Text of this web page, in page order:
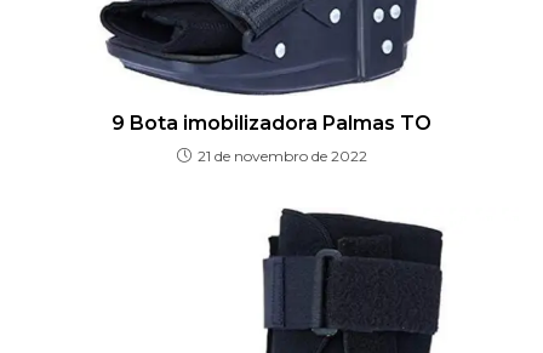
9 Bota imobilizadora Palmas TO
21 de novembro de 2022